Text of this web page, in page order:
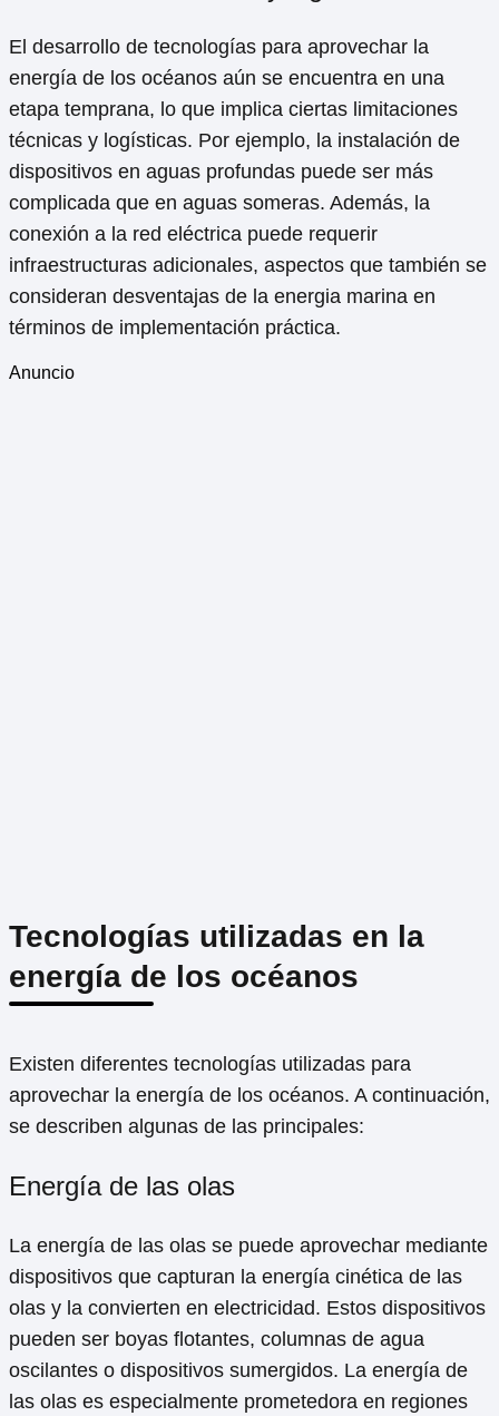
El desarrollo de tecnologías para aprovechar la
energía de los océanos aún se encuentra en una
etapa temprana, lo que implica ciertas limitaciones
técnicas y logísticas. Por ejemplo, la instalación de
dispositivos en aguas profundas puede ser más
complicada que en aguas someras. Además, la
conexión a la red eléctrica puede requerir
infraestructuras adicionales, aspectos que también se
consideran desventajas de la energia marina en
términos de implementación práctica.
Anuncio
Tecnologías utilizadas en la
energía de los océanos
Existen diferentes tecnologías utilizadas para
aprovechar la energía de los océanos. A continuación,
se describen algunas de las principales:
Energía de las olas
La energía de las olas se puede aprovechar mediante
dispositivos que capturan la energía cinética de las
olas y la convierten en electricidad. Estos dispositivos
pueden ser boyas flotantes, columnas de agua
oscilantes o dispositivos sumergidos. La energía de
las olas es especialmente prometedora en regiones